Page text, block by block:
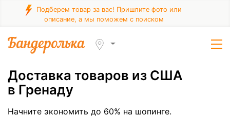
Подберем товар за вас! Пришлите фото или
описание, а мы поможем с поиском
Доставка товаров из США
в Гренаду
Начните экономить до 60% на шопинге.